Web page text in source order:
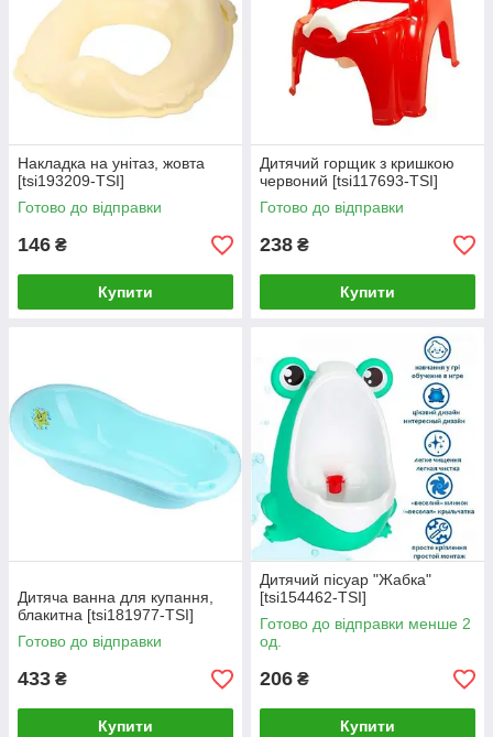
Накладка на унітаз, жовта
[tsi193209-TSI]
Готово до відправки
146 ₴
Купити
Дитячий горщик з кришкою
червоний [tsi117693-TSI]
Готово до відправки
238 ₴
Купити
Дитяча ванна для купання,
блакитна [tsi181977-TSI]
Готово до відправки
433 ₴
Купити
Дитячий пісуар "Жабка"
[tsi154462-TSI]
Готово до відправки менше 2
од.
206 ₴
Купити